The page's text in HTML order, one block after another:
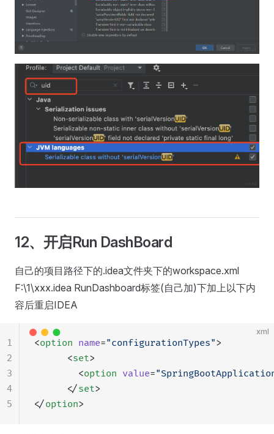
12、开启Run DashBoard
自己的项目路径下的.idea文件夹下的workspace.xml
F:\1\xxx.idea RunDashboard标签(自己加)下加上以下内
容后重启IDEA
xml
<option name="configurationTypes">
      <
set>
        <
option value=
      </
set>
</option>
1
2
3
4
5